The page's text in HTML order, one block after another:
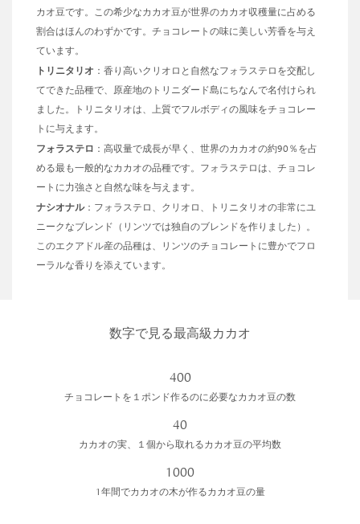
カオ豆です。この希少なカカオ豆が世界のカカオ収穫量に占める
割合はほんのわずかです。チョコレートの味に美しい芳香を与え
ています。
トリニタリオ ：香り高いクリオロと自然なフォラステロを交配し
てできた品種で、原産地のトリニダード島にちなんで名付けられ
ました。トリニタリオは、上質でフルボディの風味をチョコレー
トに与えます。
フォラステロ ：高収量で成長が早く、世界のカカオの約90％を占
める最も一般的なカカオの品種です。フォラステロは、チョコレ
ートに力強さと自然な味を与えます。
ナシオナル：フォラステロ、クリオロ、トリニタリオの非常にユ
ニークなブレンド（リンツでは独自のブレンドを作りました）。
このエクアドル産の品種は、リンツのチョコレートに豊かでフロ
ーラルな香りを添えています。
数字で見る最高級カカオ
400
チョコレートを１ポンド作るのに必要なカカオ豆の数
40
カカオの実、１個から取れるカカオ豆の平均数
1000
1年間でカカオの木が作るカカオ豆の量